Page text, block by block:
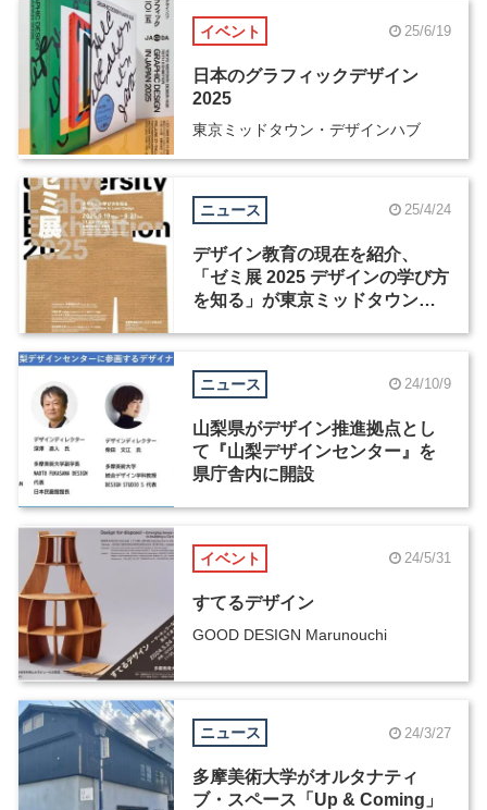
イベント 25/6/19
日本のグラフィックデザイン
2025
東京ミッドタウン・デザインハブ
ニュース 25/4/24
デザイン教育の現在を紹介、
「ゼミ展 2025 デザインの学び方
を知る」が東京ミッドタウンで
ニュース 24/10/9
山梨県がデザイン推進拠点とし
て『山梨デザインセンター』を
県庁舎内に開設
イベント 24/5/31
すてるデザイン
GOOD DESIGN Marunouchi
ニュース 24/3/27
多摩美術大学がオルタナティ
ブ・スペース「Up & Coming」